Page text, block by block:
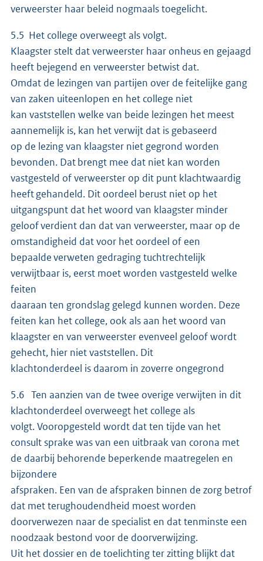
verweerster haar beleid nogmaals toegelicht.
5.5 Het college overweegt als volgt.
Klaagster stelt dat verweerster haar onheus en gejaagd
heeft bejegend en verweerster betwist dat.
Omdat de lezingen van partijen over de feitelijke gang
van zaken uiteenlopen en het college niet
kan vaststellen welke van beide lezingen het meest
aannemelijk is, kan het verwijt dat is gebaseerd
op de lezing van klaagster niet gegrond worden
bevonden. Dat brengt mee dat niet kan worden
vastgesteld of verweerster op dit punt klachtwaardig
heeft gehandeld. Dit oordeel berust niet op het
uitgangspunt dat het woord van klaagster minder
geloof verdient dan dat van verweerster, maar op de
omstandigheid dat voor het oordeel of een
bepaalde verweten gedraging tuchtrechtelijk
verwijtbaar is, eerst moet worden vastgesteld welke
feiten
daaraan ten grondslag gelegd kunnen worden. Deze
feiten kan het college, ook als aan het woord van
klaagster en van verweerster evenveel geloof wordt
gehecht, hier niet vaststellen. Dit
klachtonderdeel is daarom in zoverre ongegrond
5.6 Ten aanzien van de twee overige verwijten in dit
klachtonderdeel overweegt het college als
volgt. Vooropgesteld wordt dat ten tijde van het
consult sprake was van een uitbraak van corona met
de daarbij behorende beperkende maatregelen en
bijzondere
afspraken. Een van de afspraken binnen de zorg betrof
dat met terughoudendheid moest worden
doorverwezen naar de specialist en dat tenminste een
noodzaak bestond voor de doorverwijzing.
Uit het dossier en de toelichting ter zitting blijkt dat